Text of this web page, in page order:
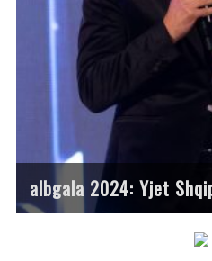
albgala 2024: Yjet